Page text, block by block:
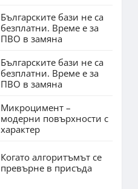
Българските бази не са
безплатни. Време е за
ПВО в замяна
Българските бази не са
безплатни. Време е за
ПВО в замяна
Микроцимент –
модерни повърхности с
характер
Когато алгоритъмът се
превърне в присъда